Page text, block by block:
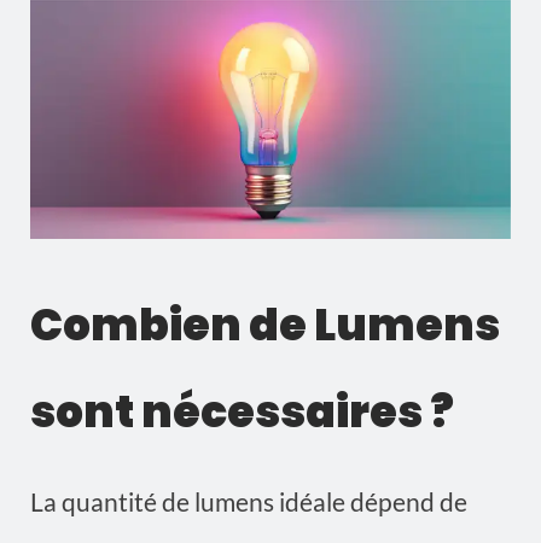
Combien de Lumens
sont nécessaires ?
La quantité de lumens idéale dépend de